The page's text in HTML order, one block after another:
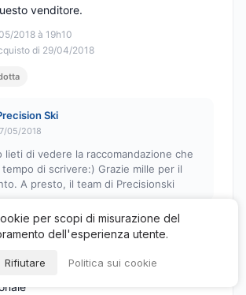
2018 à 19h10
di 29/04/2018
venditore.
Ski
05/2018
lieti di vedere la raccomandazione che
di scrivere:) Grazie mille per il
A presto, il team di Precisionski
vérifié
5
per scopi di misurazione del
dell'esperienza utente.
Rifiutare Politica sui cookie